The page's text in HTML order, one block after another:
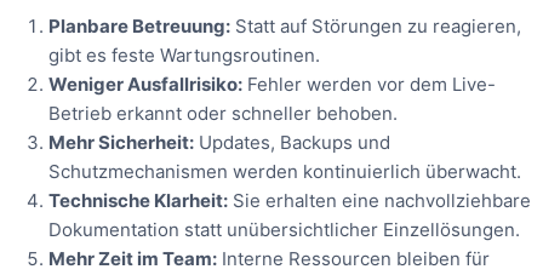
Planbare Betreuung: Statt auf Störungen zu reagieren,
gibt es feste Wartungsroutinen.
Weniger Ausfallrisiko: Fehler werden vor dem Live-
Betrieb erkannt oder schneller behoben.
Mehr Sicherheit: Updates, Backups und
Schutzmechanismen werden kontinuierlich überwacht.
Technische Klarheit: Sie erhalten eine nachvollziehbare
Dokumentation statt unübersichtlicher Einzellösungen.
Mehr Zeit im Team: Interne Ressourcen bleiben für